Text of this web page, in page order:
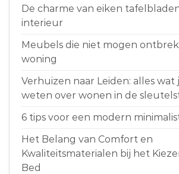
De charme van eiken
interieur
Meubels die niet mogen
woning
Verhuizen naar Leiden: alles wat
weten over wonen in de
6 tips voor een modern
Het Belang van Comfort en
Kwaliteitsmaterialen bij het
Bed